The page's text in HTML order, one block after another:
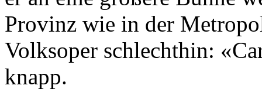
Provinz wie in der
Volksoper schlechthin:
knapp.